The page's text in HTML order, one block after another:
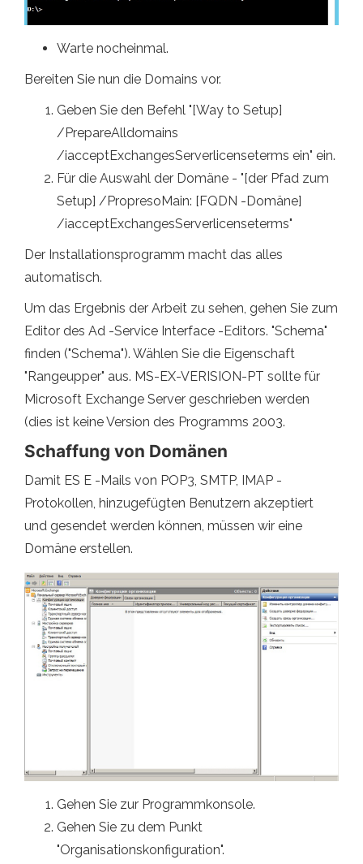
Warte nocheinmal.
Bereiten Sie nun die Domains vor.
Geben Sie den Befehl "[Way to Setup]
/PrepareAlldomains
/iacceptExchangesServerlicenseterms ein" ein.
Für die Auswahl der Domäne - "[der Pfad zum
Setup] /PropresoMain: [FQDN -Domäne]
/iacceptExchangesServerlicenseterms"
Der Installationsprogramm macht das alles
automatisch.
Um das Ergebnis der Arbeit zu sehen, gehen Sie zum
Editor des Ad -Service Interface -Editors. "Schema"
finden ("Schema"). Wählen Sie die Eigenschaft
"Rangeupper" aus. MS-EX-VERISION-PT sollte für
Microsoft Exchange Server geschrieben werden
(dies ist keine Version des Programms 2003.
Schaffung von Domänen
Damit ES E -Mails von POP3, SMTP, IMAP -
Protokollen, hinzugefügten Benutzern akzeptiert
und gesendet werden können, müssen wir eine
Domäne erstellen.
Gehen Sie zur Programmkonsole.
Gehen Sie zu dem Punkt
"Organisationskonfiguration".